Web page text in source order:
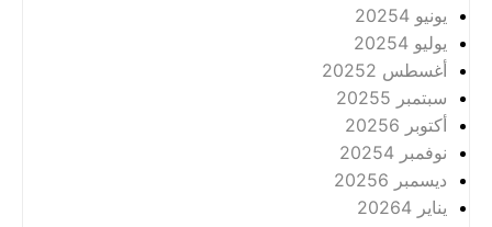
يونيو 2025 4
يوليو 2025 4
أغسطس 2025 2
سبتمبر 2025 5
أكتوبر 2025 6
نوفمبر 2025 4
ديسمبر 2025 6
يناير 2026 4